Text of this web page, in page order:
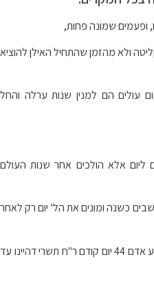
ופעמים שמונה פחות,
ולא מהזמן שהתחיל האילן להוציא
עולים הם למנין שנות ערלה והחל
ליום אלא הולכים אחר שנות העולם
כשנה ומונים את הל' יום רק לאחר
וימי קליטה הם בד"כ י"ד יום. ולכן אם נטע אדם 44 יום קודם ר"ח תשרי דהיינו עד